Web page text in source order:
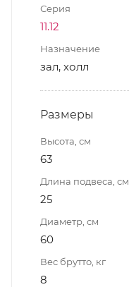
Серия
11.12
Назначение
зал, холл
Размеры
Высота, см
63
Длина подвеса, см
25
Диаметр, см
60
Вес брутто, кг
8